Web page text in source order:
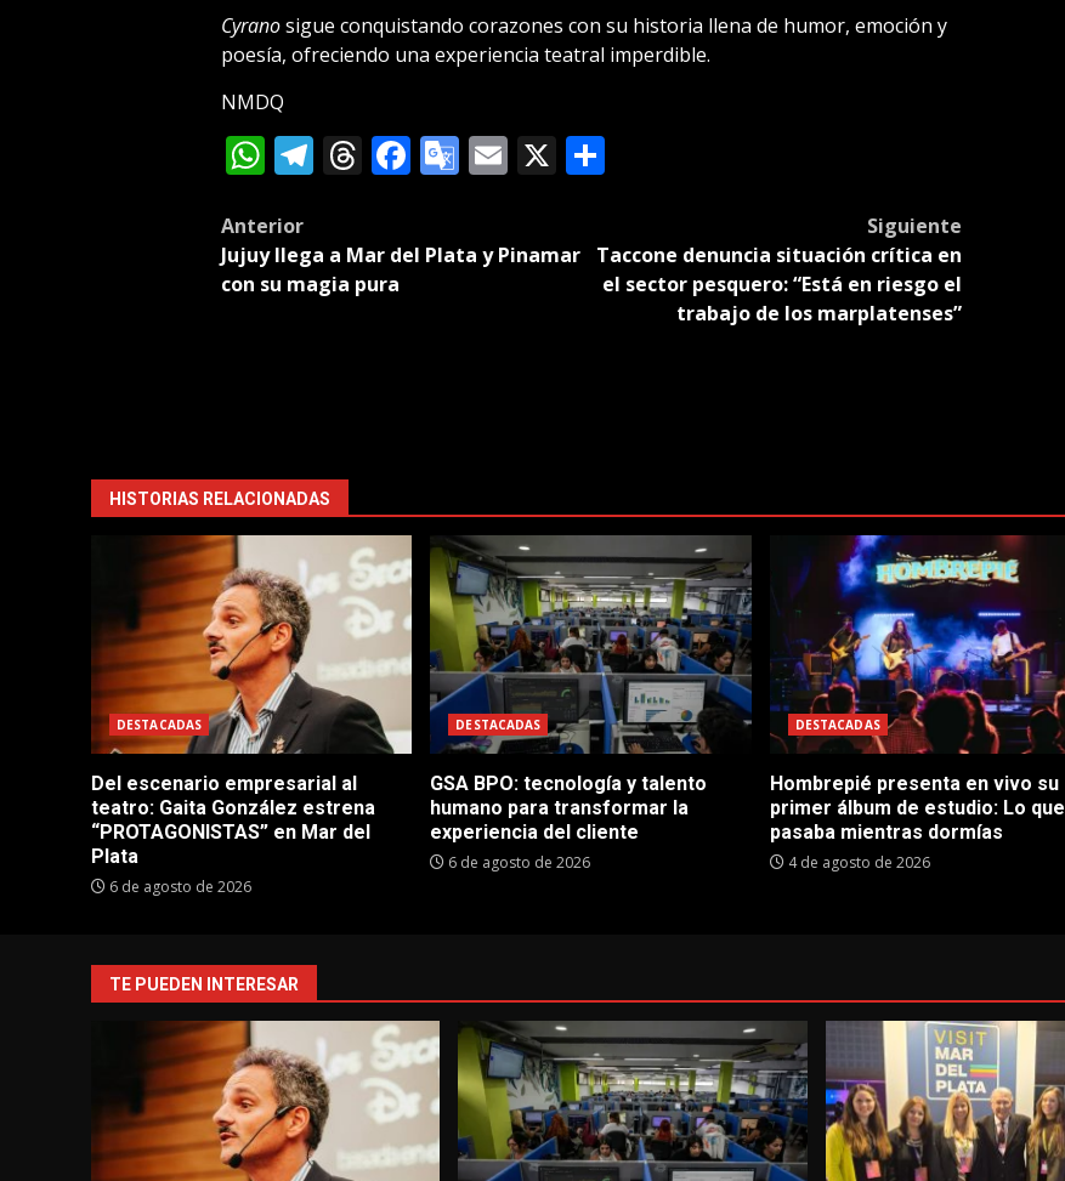
Cyranosigue conquistando corazones con su historia llena de humor, emoción y
poesía, ofreciendo una experiencia teatral imperdible.
NMDQ
WhatsApp
Telegram
Threads
Facebook
Google
Email
X Compartir
Post
navigation
Anterior
Jujuy llega a Mar del Plata y Pinamar
con su magia pura
Siguiente
Taccone denuncia situación crítica en
el sector pesquero: “Está en riesgo el
trabajo de los marplatenses”
HISTORIAS RELACIONADAS
DESTACADAS
Del escenario empresarial al
teatro: Gaita González estrena
“PROTAGONISTAS” en Mar del
Plata
6 de agosto de 2026
DESTACADAS
GSA BPO: tecnología y talento
humano para transformar la
experiencia del cliente
6 de agosto de 2026
DESTACADAS
Hombrepié presenta en vivo su
primer álbum de estudio: Lo que
pasaba mientras dormías
4 de agosto de 2026
TE PUEDEN INTERESAR